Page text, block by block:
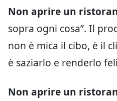
Non aprire un
sopra ogni cosa”. Il
non è mica il cibo, è il
è saziarlo e renderlo
Non aprire un